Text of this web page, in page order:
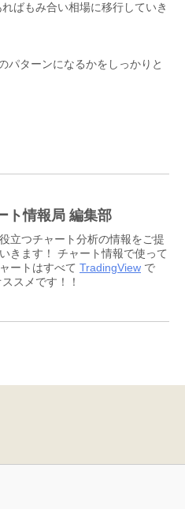
ばもみ合い相場に移行していき
パターンになるかをしっかりと
ト情報局 編集部
立つチャート分析の情報をご提
きます！ チャート情報で使って
ートはすべて TradingView で
スメです！！